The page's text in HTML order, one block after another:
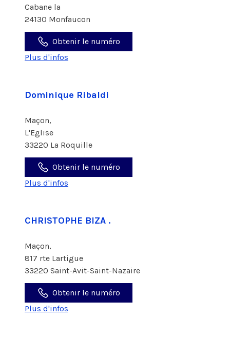
Cabane la
24130 Monfaucon
Obtenir le numéro
Plus d'infos
Dominique Ribaldi
Maçon,
L'Eglise
33220 La Roquille
Obtenir le numéro
Plus d'infos
CHRISTOPHE BIZA .
Maçon,
817 rte Lartigue
33220 Saint-Avit-Saint-Nazaire
Obtenir le numéro
Plus d'infos